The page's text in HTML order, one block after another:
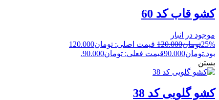
کشو قاب کد 60
موجود در انبار
25%تومان120.000
قیمت اصلی: تومان120.000
بود.تومان90.000قیمت فعلی: تومان90.000.
بستن
کشو گلویی کد 38